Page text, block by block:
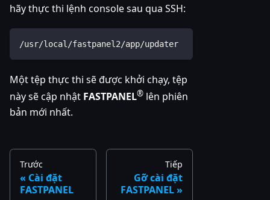
hãy thực thi lệnh console sau qua SSH:
/usr/local/fastpanel2/app/updater
Một tệp thực thi sẽ được khởi chạy, tệp
này sẽ cập nhật FASTPANEL® lên phiên
bản mới nhất.
Trước
Cài đặt
FASTPANEL
Tiếp
Gỡ cài đặt
FASTPANEL